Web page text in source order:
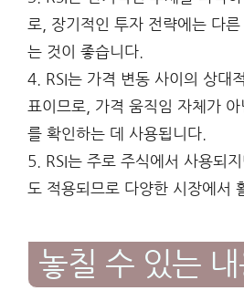
로, 장기적인 투자 전략에는 다
는 것이 좋습니다.
4. RSI는 가격 변동 사이의 상대
표이므로, 가격 움직임 자체가 아
를 확인하는 데 사용됩니다.
5. RSI는 주로 주식에서 사용되
도 적용되므로 다양한 시장에서
놓칠 수 있는 내